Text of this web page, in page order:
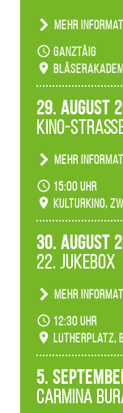
Mehr
Teilnahme der
ganztäig
29. August
Kino-
Mehr
Konzert
Schülerinnen
15:00 Uhr
Kulturkino,
30. August
22. Jukebox
Mehr
Anlässlicher
spielen wir
12:30 Uhr
Lutherplatz,
5.
Carmina